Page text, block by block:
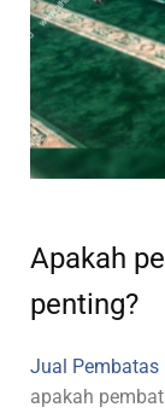
Apakah
penting?
Jual Pembatas
apakah